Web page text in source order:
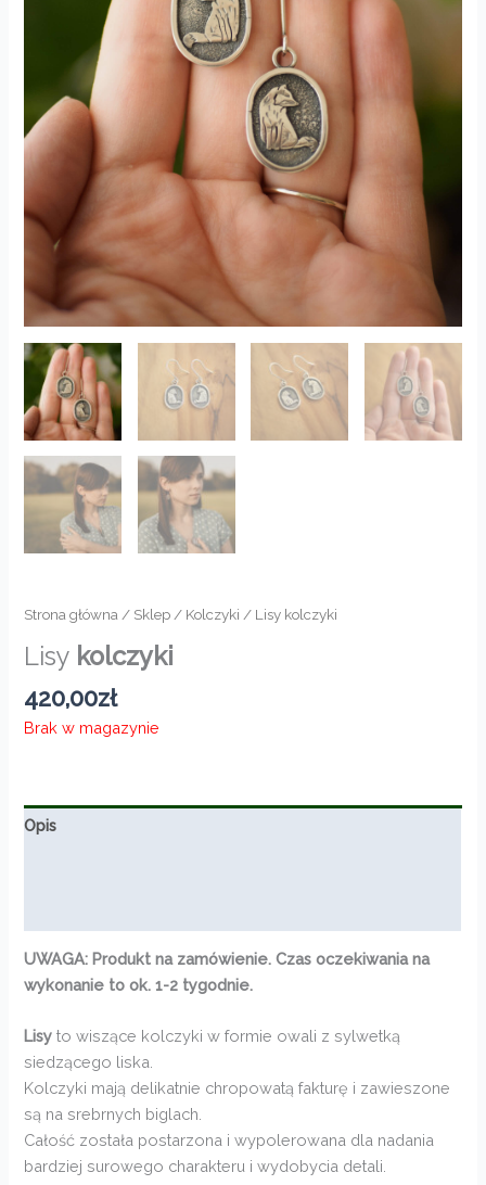
Strona główna / Sklep / Kolczyki / Lisy kolczyki
Lisy kolczyki
420,00zł
Brak w magazynie
Opis
UWAGA: Produkt na zamówienie. Czas oczekiwania na
wykonanie to ok. 1-2 tygodnie.
Lisy to wiszące kolczyki w formie owali z sylwetką
siedzącego liska.
Kolczyki mają delikatnie chropowatą fakturę i zawieszone
są na srebrnych biglach.
Całość została postarzona i wypolerowana dla nadania
bardziej surowego charakteru i wydobycia detali.